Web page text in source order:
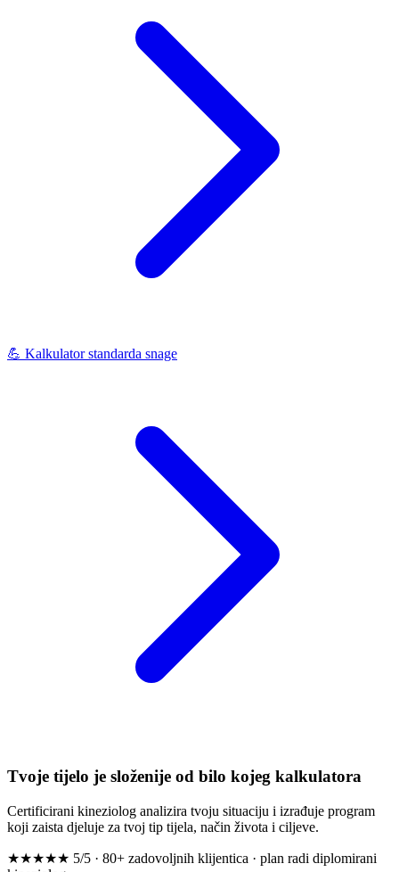
💪 Kalkulator standarda snage
Tvoje tijelo je složenije od bilo kojeg kalkulatora
Certificirani kineziolog analizira tvoju situaciju i izrađuje program
koji zaista djeluje za tvoj tip tijela, način života i ciljeve.
★★★★★ 5/5 · 80+ zadovoljnih klijentica · plan radi diplomirani